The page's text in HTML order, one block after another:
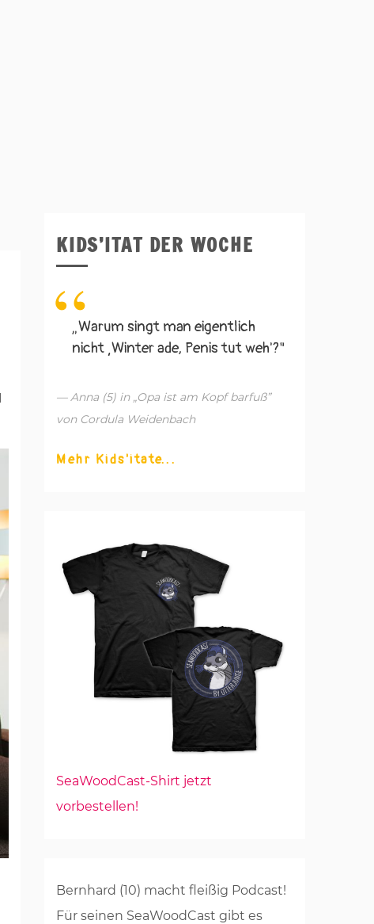
KIDS’ITAT DER WOCHE
„Warum singt man eigentlich
nicht ‚Winter ade, Penis tut weh'?"
— Anna (5) in „Opa ist am Kopf barfuß”
von Cordula Weidenbach
Mehr Kids'itate
SeaWoodCast-Shirt jetzt
vorbestellen!
Bernhard (10) macht fleißig Podcast!
Für seinen SeaWoodCast gibt es